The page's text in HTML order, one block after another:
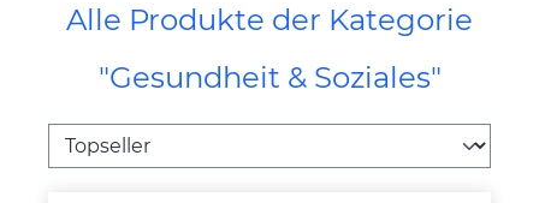
Alle Produkte der Kategorie
"Gesundheit & Soziales"